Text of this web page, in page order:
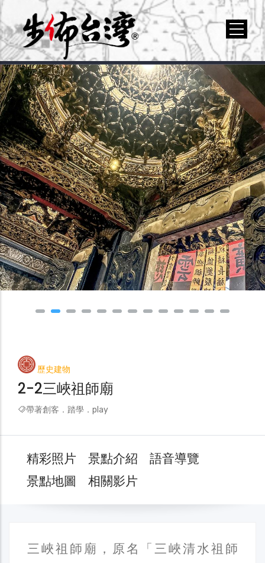
歷史建物
2-2三峽祖師廟
帶著創客．踏學．play
精彩照片 景點介紹
語音導覽
景點地圖
相關影片
三峽祖師廟，原名「三峽清水祖師